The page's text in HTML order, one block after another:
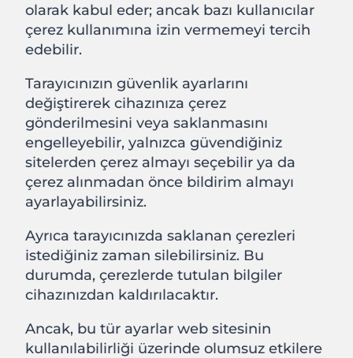
olarak kabul eder; ancak bazı kullanıcılar
çerez kullanımına izin vermemeyi tercih
edebilir.
Tarayıcınızın güvenlik ayarlarını
değiştirerek cihazınıza çerez
gönderilmesini veya saklanmasını
engelleyebilir, yalnızca güvendiğiniz
sitelerden çerez almayı seçebilir ya da
çerez alınmadan önce bildirim almayı
ayarlayabilirsiniz.
Ayrıca tarayıcınızda saklanan çerezleri
istediğiniz zaman silebilirsiniz. Bu
durumda, çerezlerde tutulan bilgiler
cihazınızdan kaldırılacaktır.
Ancak, bu tür ayarlar web sitesinin
kullanılabilirliği üzerinde olumsuz etkilere